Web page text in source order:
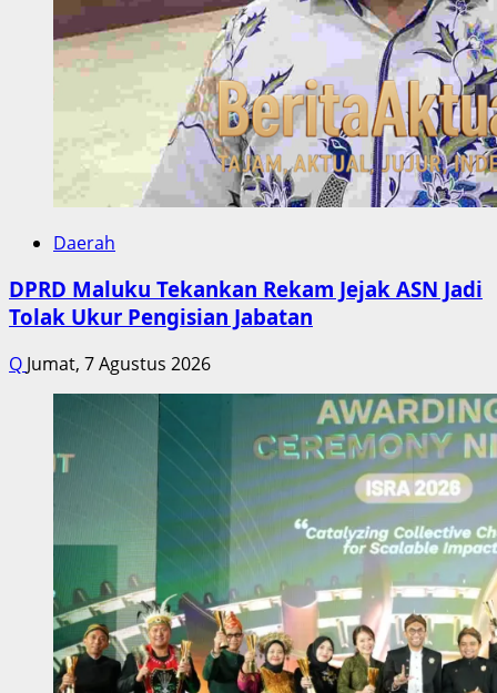
Daerah
DPRD Maluku Tekankan Rekam Jejak ASN Jadi
Tolak Ukur Pengisian Jabatan
Q Jumat, 7 Agustus 2026